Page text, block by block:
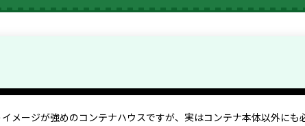
メージが強めのコンテナハウスですが、実はコンテナ本体以外にも